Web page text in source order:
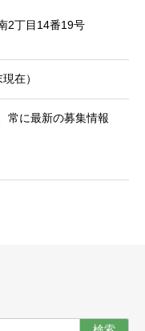
2丁目14番19号
在）
常に最新の募集情報